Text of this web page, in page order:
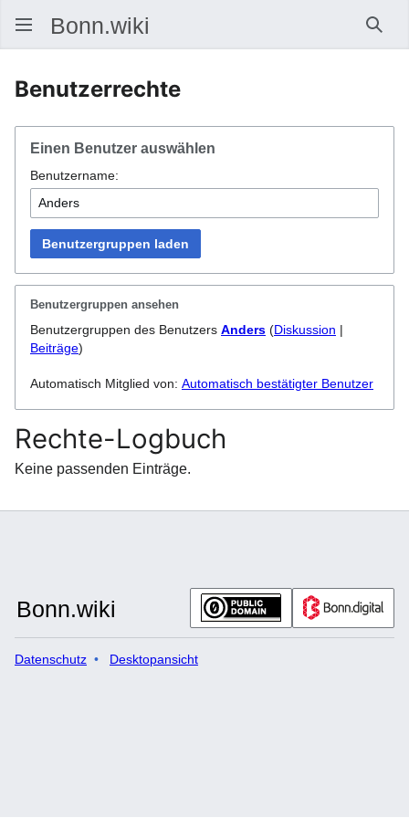
Benutzerrechte
Einen Benutzer auswählen
Benutzername:
Benutzergruppen laden
Benutzergruppen ansehen
Benutzergruppen des Benutzers Anders (Diskussion |
Beiträge)
Automatisch Mitglied von: Automatisch bestätigter Benutzer
Rechte-Logbuch
Keine passenden Einträge.
Datenschutz Desktopansicht